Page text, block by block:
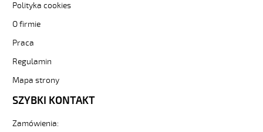
Polityka cookies
O firmie
Praca
Regulamin
Mapa strony
SZYBKI KONTAKT
Zamówienia: